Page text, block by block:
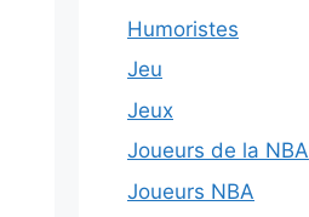
Humoristes
Jeu
Jeux
Joueurs de la NBA
Joueurs NBA